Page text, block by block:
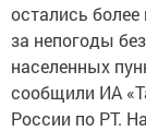
остались
за непогоды
населенных
сообщили ИА
России по РТ.